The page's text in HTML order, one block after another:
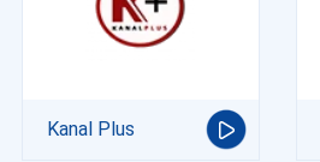
Kanal Plus